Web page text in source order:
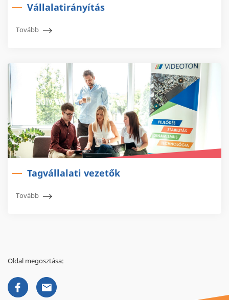
Vállalatirányítás
Tovább
Tagvállalati vezetők
Tovább
Oldal megosztása: